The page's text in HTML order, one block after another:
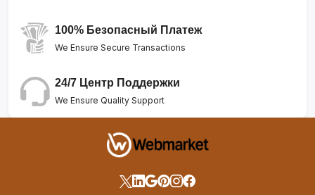
100% Безопасный Платеж
We Ensure Secure Transactions
24/7 Центр Поддержки
We Ensure Quality Support